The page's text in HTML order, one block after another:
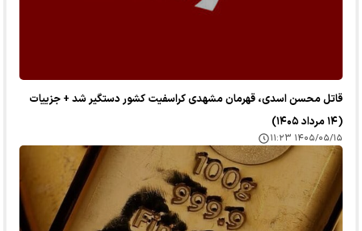
قاتل محسن اسدی، قهرمان مشهدی کراسفیت کشور دستگیر شد + جزییات
(۱۴ مرداد ۱۴۰۵)
۱۴۰۵/۰۵/۱۵ ۱۱:۲۳